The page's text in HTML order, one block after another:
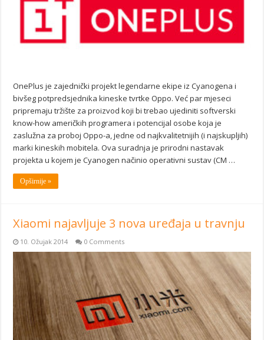
OnePlus je zajednički projekt legendarne ekipe iz Cyanogena i
bivšeg potpredsjednika kineske tvrtke Oppo. Već par mjeseci
pripremaju tržište za proizvod koji bi trebao ujediniti softverski
know-how američkih programera i potencijal osobe koja je
zaslužna za proboj Oppo-a, jedne od najkvalitetnijih (i najskupljih)
marki kineskih mobitela. Ova suradnja je prirodni nastavak
projekta u kojem je Cyanogen načinio operativni sustav (CM …
Opširnije »
Xiaomi najavljuje 3 nova uređaja u travnju
10. Ožujak 2014 0 Comments